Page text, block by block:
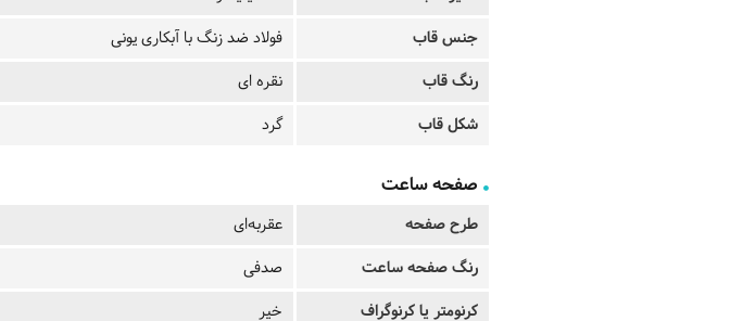
جنس قاب
فولاد ضد زنگ با آبکاری یونی
رنگ قاب
نقره ای
شکل قاب
گرد
صفحه ساعت
طرح صفحه
عقربه‌ای
رنگ صفحه ساعت
صدفی
کرنومتر یا کرنوگراف
خیر